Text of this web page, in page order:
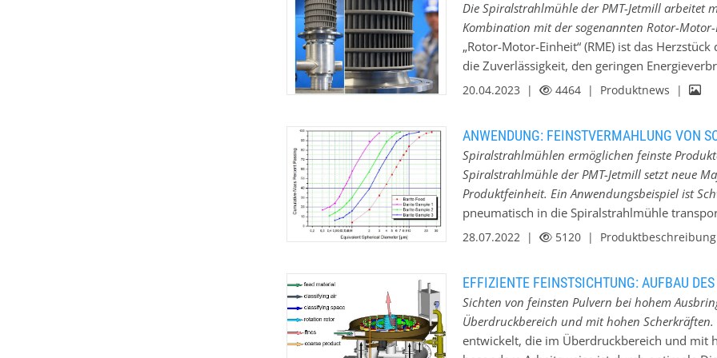
Oberkornbegrenzungen. Bei Bedarf
Dotierung oder Coating, um
Anlagen sind optimal für Produktwechsel
höchste Reinheit und Qualität
Lagerung stehen flexible Systeme bereit,
Die Spiralstrahlmühle der PMT-Jetmill
Kombination mit der sogenannten Rotor-
„Rotor-Motor-Einheit“ (RME) ist das
die Zuverlässigkeit, den geringen
Mühle verantwortlich ist. Umfangreiche
190 m/s. Diese hohen
Produkten mit einem Maximalkorn von bis zu
Durchsatzleistungen und hohem
ist auf einem eigenentwickelten
wartungsfreien Lagersystem aufgebaut.
20.04.2023 | 4464 | Produktnews |
ANWENDUNG: FEINSTVERMAHLUNG VON
Spiralstrahlmühlen ermöglichen feinste
Spiralstrahlmühle der PMT-Jetmill setzt neue
Produktfeinheit. Ein Anwendungsbeispiel ist
pneumatisch in die Spiralstrahlmühle
Bahnen durch den Mahlraum. Das durch die
eingesetzt werden. Die Zerkleinerung erfolgt
Geschwindigkeitsunterschiede entstehen. Im
dem Umfangsgeschwindigkeiten bis 190 m/
bestimmte Feinheit erreichen, gelangen sie
28.07.2022 | 5120 |
EFFIZIENTE FEINSTSICHTUNG: AUFBAU
Sichten von feinsten Pulvern bei hohem
Überdruckbereich und mit hohen Scherkräften.
entwickelt, die im Überdruckbereich und mit